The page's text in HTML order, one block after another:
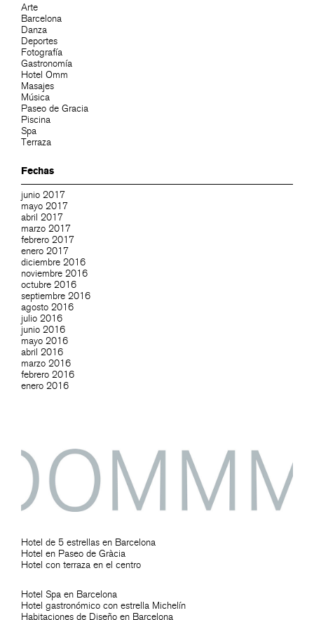
Arte
Barcelona
Danza
Deportes
Fotografía
Gastronomía
Hotel Omm
Masajes
Música
Paseo de Gracia
Piscina
Spa
Terraza
Fechas
junio 2017
mayo 2017
abril 2017
marzo 2017
febrero 2017
enero 2017
diciembre 2016
noviembre 2016
octubre 2016
septiembre 2016
agosto 2016
julio 2016
junio 2016
mayo 2016
abril 2016
marzo 2016
febrero 2016
enero 2016
Hotel de 5 estrellas en Barcelona
Hotel en Paseo de Gràcia
Hotel con terraza en el centro
Hotel Spa en Barcelona
Hotel gastronómico con estrella Michelín
Habitaciones de Diseño en Barcelona